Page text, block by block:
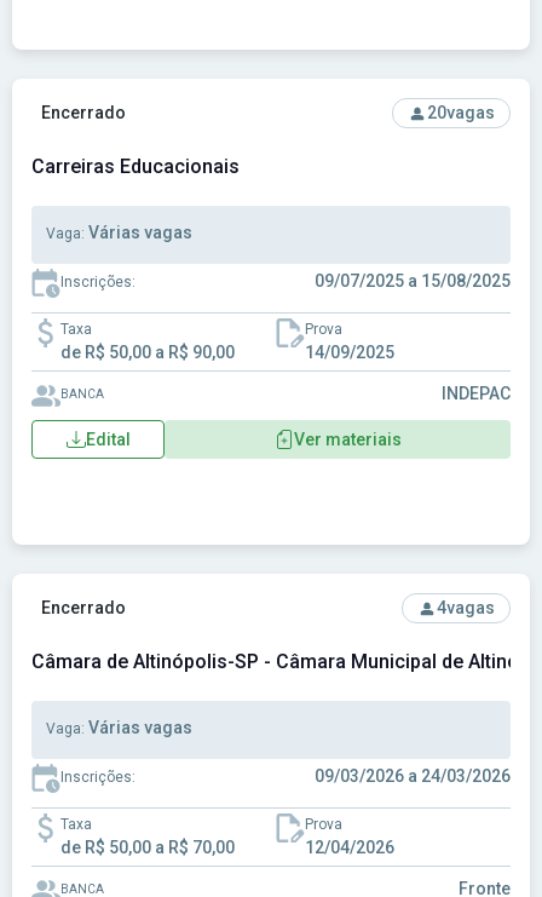
Ver concurso: Carreiras Educacionais
Encerrado 20vagas
Carreiras Educacionais
Vaga: Várias vagas
Inscrições: 09/07/2025 a 15/08/2025
Taxa
de R$ 50,00 a R$ 90,00
Prova
14/09/2025
BANCA INDEPAC
Edital Ver materiais
Ver concurso: Câmara de Altinópolis-SP - Câmara
Encerrado 4vagas
Câmara de Altinópolis-SP - Câmara Municipal de
Vaga: Várias vagas
Inscrições: 09/03/2026 a 24/03/2026
Taxa
de R$ 50,00 a R$ 70,00
Prova
12/04/2026
BANCA Fronte